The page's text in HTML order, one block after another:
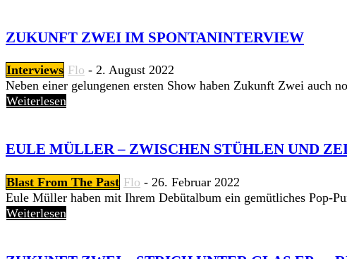
ZUKUNFT ZWEI IM SPONTANINTERVIEW
Interviews Flo - 2. August 2022
Neben einer gelungenen ersten Show haben Zukunft Zwei auch
Weiterlesen
EULE MÜLLER – ZWISCHEN STÜHLEN UND
Blast From The Past Flo - 26. Februar 2022
Eule Müller haben mit Ihrem Debütalbum ein gemütliches Pop-
Weiterlesen